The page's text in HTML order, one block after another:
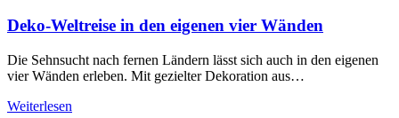
Deko-Weltreise in den eigenen vier Wänden
Die Sehnsucht nach fernen Ländern lässt sich auch in den eigenen
vier Wänden erleben. Mit gezielter Dekoration aus…
Weiterlesen